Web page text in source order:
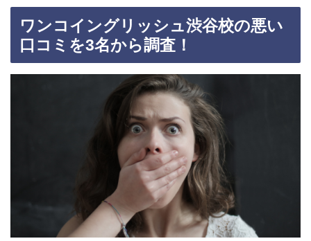
ワンコイングリッシュ渋谷校の悪い
口コミを3名から調査！